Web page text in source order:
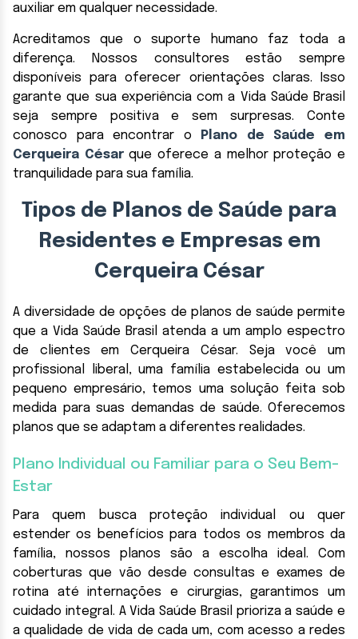
auxiliar em qualquer necessidade.
Acreditamos que o suporte humano faz toda a
diferença. Nossos consultores estão sempre
disponíveis para oferecer orientações claras. Isso
garante que sua experiência com a Vida Saúde Brasil
seja sempre positiva e sem surpresas. Conte
conosco para encontrar o
Plano de Saúde em
Cerqueira Césarque oferece a melhor proteção e
tranquilidade para sua família.
Tipos de Planos de Saúde para
Residentes e Empresas em
Cerqueira César
A diversidade de opções de planos de saúde permite
que a Vida Saúde Brasil atenda a um amplo espectro
de clientes em Cerqueira César. Seja você um
profissional liberal, uma família estabelecida ou um
pequeno empresário, temos uma solução feita sob
medida para suas demandas de saúde. Oferecemos
planos que se adaptam a diferentes realidades.
Plano Individual ou Familiar para o Seu Bem-
Estar
Para quem busca proteção individual ou quer
estender os benefícios para todos os membros da
família, nossos planos são a escolha ideal. Com
coberturas que vão desde consultas e exames de
rotina até internações e cirurgias, garantimos um
cuidado integral. A Vida Saúde Brasil prioriza a saúde e
a qualidade de vida de cada um, com acesso a redes